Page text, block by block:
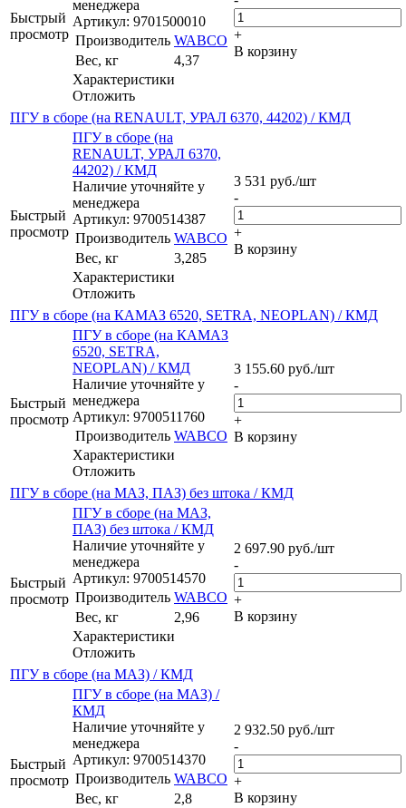
Быстрый
просмотр
менеджера
Артикул: 9701500010
Производитель WABCO
Вес, кг
4,37
Характеристики
Отложить
+
В корзину
ПГУ в сборе (на RENAULT, УРАЛ 6370, 44202) / КМД
Быстрый
просмотр
ПГУ в сборе (на
RENAULT, УРАЛ 6370,
44202) / КМД
Наличие уточняйте у
менеджера
Артикул: 9700514387
Производитель WABCO
Вес, кг
3,285
Характеристики
Отложить
3 531 руб./шт
-
+
В корзину
ПГУ в сборе (на КАМАЗ 6520, SETRA, NEOPLAN) / КМД
Быстрый
просмотр
ПГУ в сборе (на КАМАЗ
6520, SETRA,
NEOPLAN) / КМД
Наличие уточняйте у
менеджера
Артикул: 9700511760
Производитель WABCO
Характеристики
Отложить
3 155.60 руб./шт
-
+
В корзину
ПГУ в сборе (на МАЗ, ПАЗ) без штока / КМД
Быстрый
просмотр
ПГУ в сборе (на МАЗ,
ПАЗ) без штока / КМД
Наличие уточняйте у
менеджера
Артикул: 9700514570
Производитель WABCO
Вес, кг
2,96
Характеристики
Отложить
2 697.90 руб./шт
-
+
В корзину
ПГУ в сборе (на МАЗ) / КМД
Быстрый
просмотр
ПГУ в сборе (на МАЗ) /
КМД
Наличие уточняйте у
менеджера
Артикул: 9700514370
Производитель WABCO
Вес, кг
2,8
2 932.50 руб./шт
-
+
В корзину